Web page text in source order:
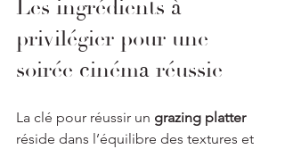
Les ingrédients à
privilégier pour une
soirée cinéma réussie
La clé pour réussir un grazing platter
réside dans l’équilibre des textures et